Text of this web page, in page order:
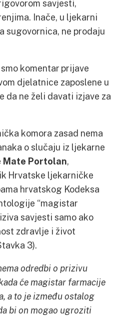
savjesti,
Inače, u ljekarni
sugovornica, ne prodaju
komentar prijave
djelatnice zaposlene u
da ne želi davati izjave za
komora zasad nema
o slučaju iz ljekarne
Mate Portolan,
Hrvatske ljekarničke
hrvatskog Kodeksa
“magistar
savjesti samo ako
zdravlje i život
3).
odredbi o prizivu
će magistar farmacije
a to je između ostalog
bi on mogao ugroziti